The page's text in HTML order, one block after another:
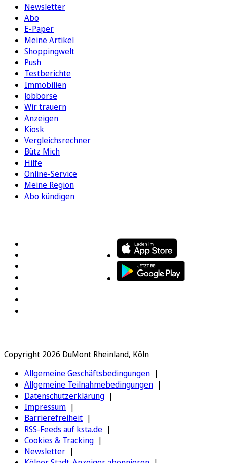
Newsletter
Abo
E-Paper
Meine Artikel
Shoppingwelt
Push
Testberichte
Immobilien
Jobbörse
Wir trauern
Anzeigen
Kiosk
Vergleichsrechner
Bütz Mich
Hilfe
Online-Service
Meine Region
Abo kündigen
Copyright 2026 DuMont Rheinland, Köln
Allgemeine Geschäftsbedingungen
Allgemeine Teilnahmebedingungen
Datenschutzerklärung
Impressum
Barrierefreiheit
RSS-Feeds auf ksta.de
Cookies & Tracking
Newsletter